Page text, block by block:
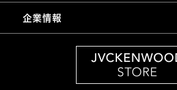
企業情報